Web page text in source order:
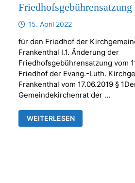
Friedhofsgebührensatzung
15. April 2022
für den Friedhof der
Frankenthal I.1. Änderung der
Friedhofsgebührensatzung vom
Friedhof der Evang.-Luth.
Frankenthal vom 17.06.2019 §
Gemeindekirchenrat der …
FRIEDHOFSGEBÜHRENSATZUNG
WEITERLESEN